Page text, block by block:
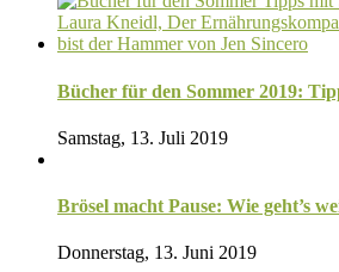
Bücher für den Sommer 2019:
Samstag, 13. Juli 2019
Brösel macht Pause: Wie geht’s
Donnerstag, 13. Juni 2019